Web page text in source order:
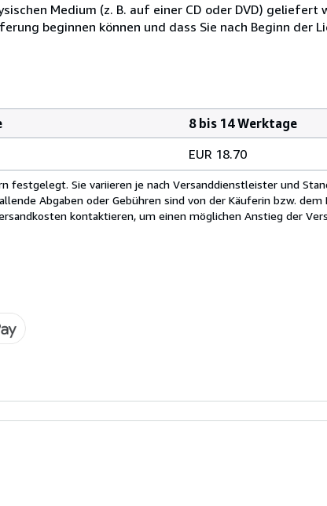
Medium (z. B. auf einer CD oder DVD) geliefert
beginnen können und dass Sie nach Beginn der
8 bis 14 Werktage
EUR 18.70
festgelegt. Sie variieren je nach Versanddienstleister und
Abgaben oder Gebühren sind von der Käuferin bzw. dem
kontaktieren, um einen möglichen Anstieg der